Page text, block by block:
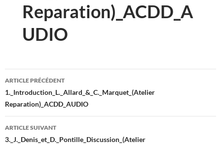
Reparation)_ACDD_A
UDIO
Navigation
des
articles
ARTICLE PRÉCÉDENT
1._Introduction_L._Allard_&_C._Marquet_(Atelier
Reparation)_ACDD_AUDIO
ARTICLE SUIVANT
3._J._Denis_et_D._Pontille_Discussion_(Atelier